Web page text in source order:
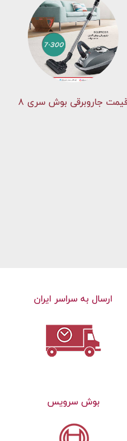
جاروبرقی بوش سری ۸
ارسال به سراسر ایران
بوش سرویس